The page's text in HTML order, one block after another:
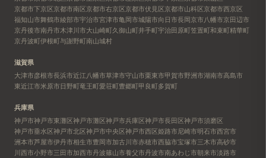
京都市下京区京都市南区京都市右京区京都市伏見区京都市山科区京都市西京区
福知山市舞鶴市綾部市宇治市宮津市亀岡市城陽市向日市長岡京市八幡市京田辺市
京丹後市南丹市木津川市大山崎町久御山町井手町宇治田原町笠置町和束町精華町
京丹波町伊根町与謝野町南山城村
滋賀県
大津市彦根市長浜市近江八幡市草津市守山市栗東市甲賀市野洲市湖南市高島市
東近江市米原市日野町竜王町愛荘町豊郷町甲良町多賀町
兵庫県
神戸市神戸市東灘区神戸市灘区神戸市兵庫区神戸市長田区神戸市須磨区
神戸市垂水区神戸市北区神戸市中央区神戸市西区姫路市尼崎市明石市西宮市
洲本市芦屋市伊丹市相生市豊岡市加古川市赤穂市西脇市宝塚市三木市高砂市
川西市小野市三田市加西市丹波篠山市養父市丹波市南あわじ市朝来市淡路市